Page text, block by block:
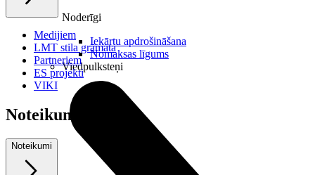
Noderīgi
Iekārtu apdrošināšana
Nomaksas līgums
Viedpulksteņi
Medijiem
LMT stila grāmata
Partneriem
ES projekti
VIKI
Noteikumi
Noteikumi